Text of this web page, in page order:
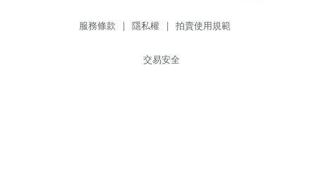
服務條款 | 隱私權 | 拍賣使用規範
交易安全